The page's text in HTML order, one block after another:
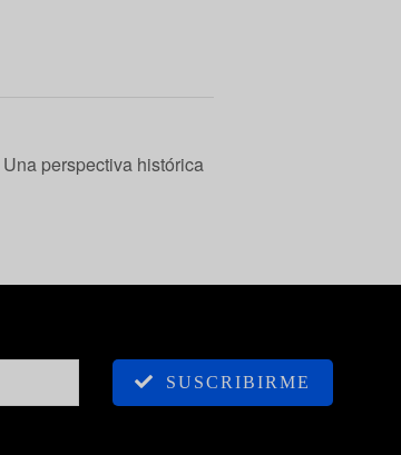
perspectiva histórica
SUSCRIBIRME